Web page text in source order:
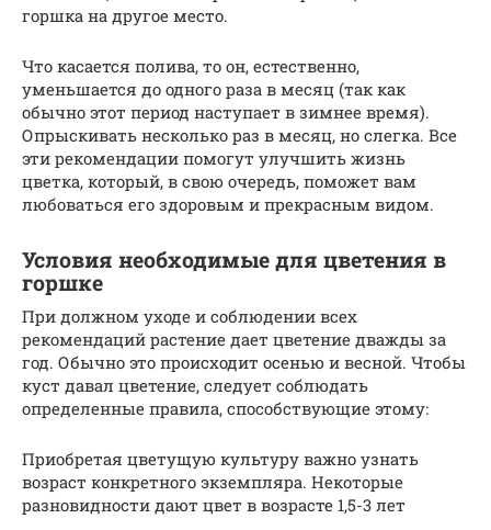
горшка на другое место.
Что касается полива, то он, естественно,
уменьшается до одного раза в месяц (так как
обычно этот период наступает в зимнее время).
Опрыскивать несколько раз в месяц, но слегка. Все
эти рекомендации помогут улучшить жизнь
цветка, который, в свою очередь, поможет вам
любоваться его здоровым и прекрасным видом.
Условия необходимые для цветения в
горшке
При должном уходе и соблюдении всех
рекомендаций растение дает цветение дважды за
год. Обычно это происходит осенью и весной. Чтобы
куст давал цветение, следует соблюдать
определенные правила, способствующие этому:
Приобретая цветущую культуру важно узнать
возраст конкретного экземпляра. Некоторые
разновидности дают цвет в возрасте 1,5-3 лет